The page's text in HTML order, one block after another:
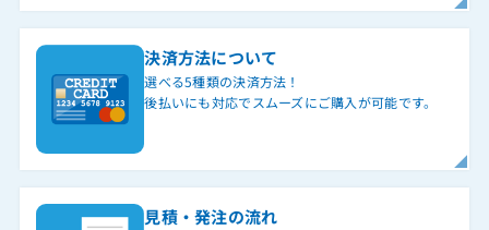
決済方法について
選べる5種類の決済方法！
後払いにも対応でスムーズにご購入が可能です。
見積・発注の流れ